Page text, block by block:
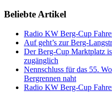
Beliebte Artikel
Radio KW Berg-Cup
Auf geht’s zur Berg-
Der Berg-Cup Marktplatz
zugänglich
Nennschluss für das 55.
Bergrennen naht
Radio KW Berg-Cup